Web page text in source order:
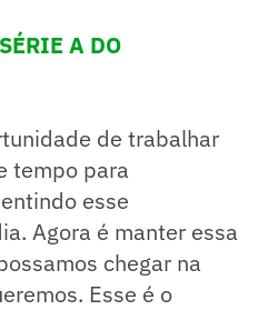
A DO
de trabalhar
tempo para
esse
Agora é manter essa
chegar na
Esse é o